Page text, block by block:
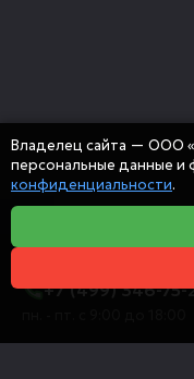
+7 (499) 346-75-
Владелец сайта — ООО
персональные данные
конфиденциальности.